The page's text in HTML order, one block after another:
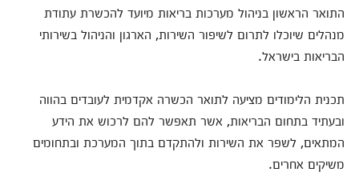
התואר הראשון בניהול מערכות בריאות מיועד להכשרת עתודת
מנהלים שיוכלו לתרום לשיפור השירות, הארגון והניהול בשירותי
הבריאות בישראל.
תכנית הלימודים מציעה לתואר הכשרה אקדמית לעובדים בהווה
ובעתיד בתחום הבריאות, אשר תאפשר להם לרכוש את הידע
המתאים, לשפר את השירות ולהתקדם בתוך המערכת ובתחומים
משיקים אחרים.